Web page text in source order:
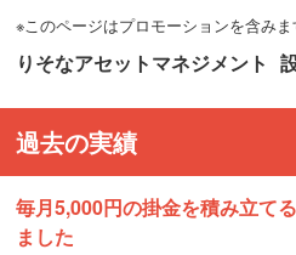
※このページはプロモーションを含みま
りそなアセットマネジメント
過去の実績
毎月5,000円の掛金を積み立て
ました